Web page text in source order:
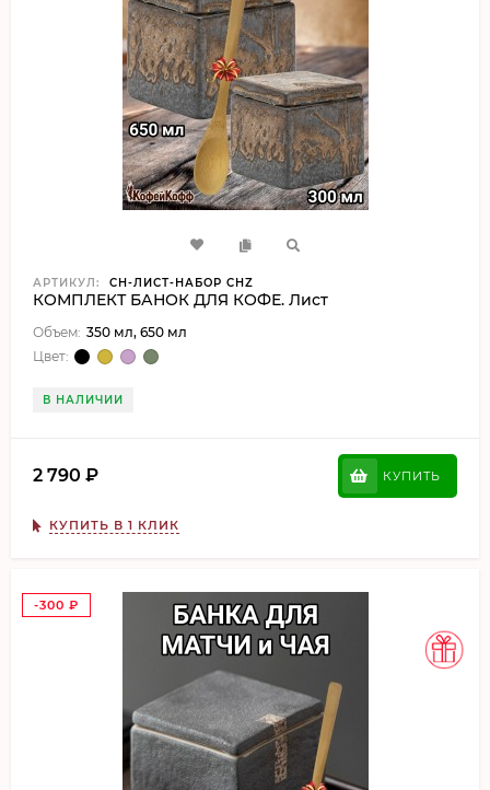
АРТИКУЛ: CH-ЛИСТ-НАБОР CHZ
КОМПЛЕКТ БАНОК ДЛЯ КОФЕ. Лист
Объем: 350 мл, 650 мл
Цвет:
В НАЛИЧИИ
2 790 ₽ КУПИТЬ
КУПИТЬ В 1 КЛИК
-300 ₽